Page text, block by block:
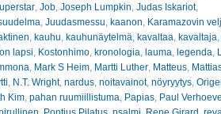
, Job, Joseph Lumpkin, Judas Iskariot,
, Juudasmessu, kaanon, Karamazovin
, kauhu, kauhunäytelmä, kavaltaa, kavaltaja,
lapsi, Kostonhimo, kronologia, lauma, legenda,
, Mark S Heim, Martti Luther, Matteus,
, N.T. Wright, nardus, noitavainot, nöyryytys,
Kim, pahan ruumiillistuma, Papias, Paul